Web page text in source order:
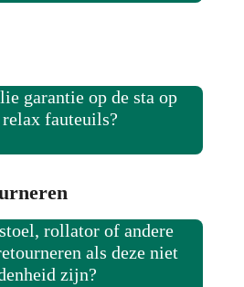
garantie op de sta op
fauteuils?
rollator of andere
als deze niet
zijn?